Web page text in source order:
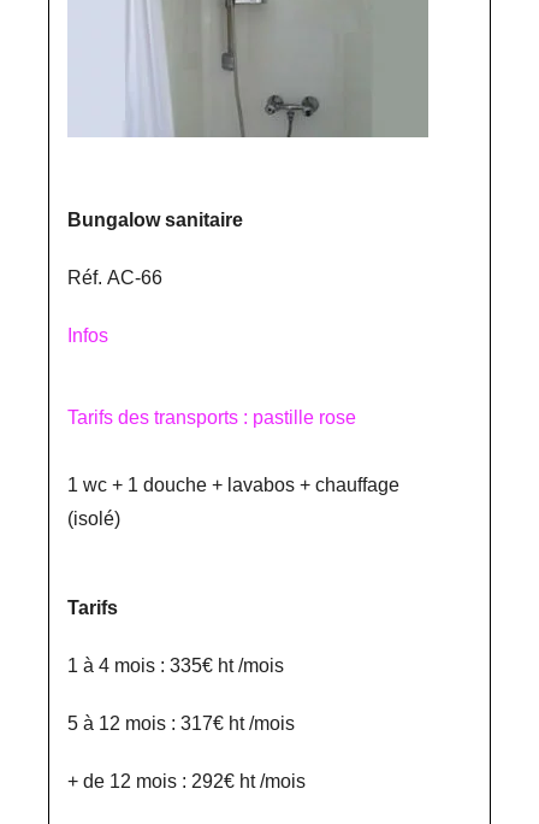
Bungalow sanitaire
Réf. AC-66
Infos
Tarifs des transports : pastille rose
1 wc + 1 douche + lavabos + chauffage
(isolé)
Tarifs
1 à 4 mois : 335€ ht /mois
5 à 12 mois : 317€ ht /mois
+ de 12 mois : 292€ ht /mois